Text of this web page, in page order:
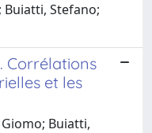
Buiatti, Stefano;
Corrélations
et les
Buiatti,